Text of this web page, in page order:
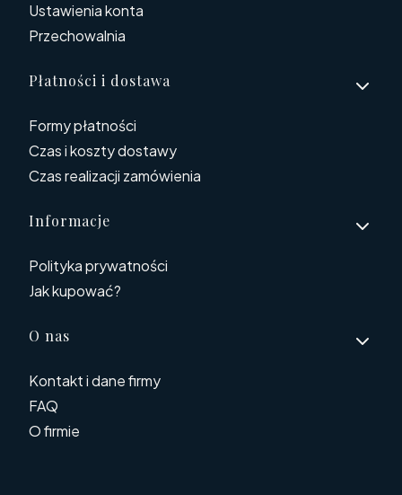
Ustawienia konta
Przechowalnia
Płatności i dostawa
Formy płatności
Czas i koszty dostawy
Czas realizacji zamówienia
Informacje
Polityka prywatności
Jak kupować?
O nas
Kontakt i dane firmy
FAQ
O firmie